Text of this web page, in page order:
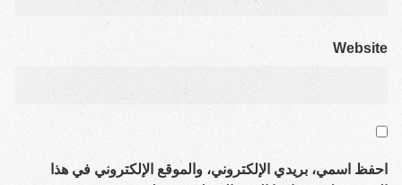
Web­site
احفظ اسمي، بريدي الإلكتروني، والموقع الإلكتروني في هذا